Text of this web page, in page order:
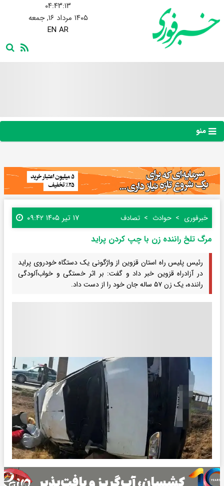
۰۴:۴۳:۱۴
۱۴۰۵ مرداد ۱۶, جمعه
EN AR
منو
خبرفوری حوادث تصادف ۱۷ تیر ۱۴۰۵ ۰۹:۴۲
مرگ تلخ راننده زن با چپ کردن پراید
رئیس پلیس راه استان قزوین از واژگونی یک دستگاه خودروی پراید
در آزادراه قزوین خبر داد و گفت: بر اثر خستگی و خواب‌آلودگی
راننده، یک زن ۵۷ ساله جان خود را از دست داد.